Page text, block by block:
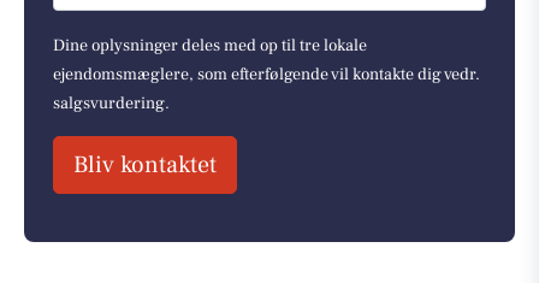
Dine oplysninger deles med op til tre lokale
ejendomsmæglere, som efterfølgende vil kontakte dig vedr.
salgsvurdering.
Bliv kontaktet